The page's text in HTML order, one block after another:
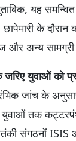
यह
छापेमारी के
और अन्य
जरिए युवाओं को
जांच के
तक
संगठनों ISIS